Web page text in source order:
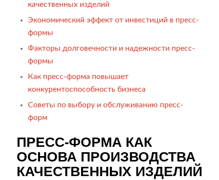
качественных изделий
Экономический эффект от инвестиций в пресс-
формы
Факторы долговечности и надежности пресс-
формы
Как пресс-форма повышает
конкурентоспособность бизнеса
Советы по выбору и обслуживанию пресс-
форм
ПРЕСС-ФОРМА КАК
ОСНОВА ПРОИЗВОДСТВА
КАЧЕСТВЕННЫХ ИЗДЕЛИЙ